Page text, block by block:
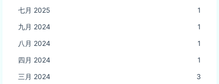
七月 2025
1
九月 2024
1
八月 2024
1
四月 2024
1
三月 2024
3